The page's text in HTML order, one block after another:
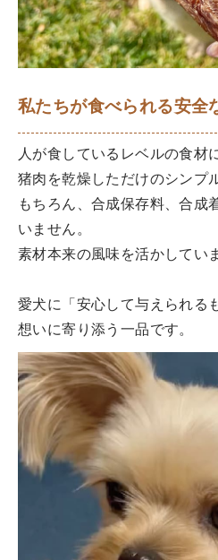
私たちが食べられる安全
人が食しているレベルの食材
猪肉を乾燥しただけのシンプ
もちろん、合成保存料、合成
いません。
素材本来の風味を活かしてい
愛犬に「安心して与えられる
想いに寄り添う一品です。